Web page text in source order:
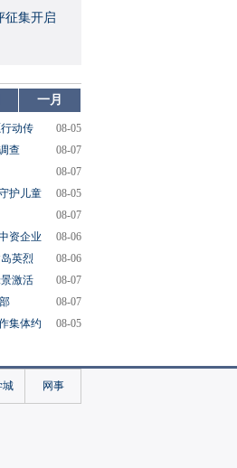
征集开启
一月
动传
08-05
查
08-07
08-07
护儿童
08-05
08-07
资企业
08-06
英烈
08-06
激活
08-07
08-07
集体约
08-05
城 网事